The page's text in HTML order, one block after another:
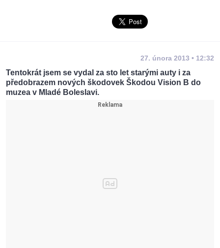
27. února 2013 • 12:32
Tentokrát jsem se vydal za sto let starými auty i za
předobrazem nových škodovek Škodou Vision B do
muzea v Mladé Boleslavi.